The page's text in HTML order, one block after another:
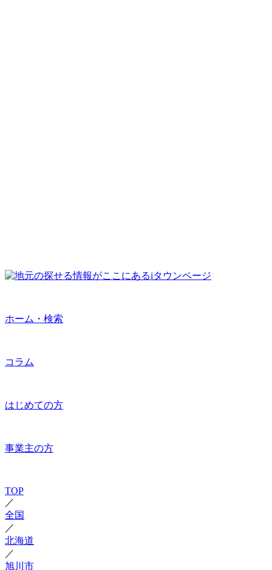
ホーム・検索
コラム
はじめての方
事業主の方
TOP
／
全国
／
北海道
／
旭川市